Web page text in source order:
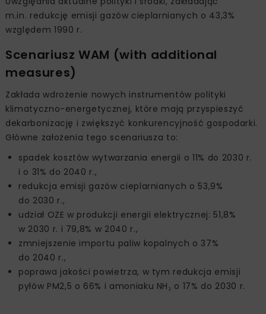
m.in. redukcję emisji gazów cieplarnianych o 43,3%
względem 1990 r.
Scenariusz WAM (with additional
measures)
Zakłada wdrożenie nowych instrumentów polityki
klimatyczno-energetycznej, które mają przyspieszyć
dekarbonizację i zwiększyć konkurencyjność gospodarki.
Główne założenia tego scenariusza to:
spadek kosztów wytwarzania energii o 11% do 2030 r.
i o 31% do 2040 r.,
redukcja emisji gazów cieplarnianych o 53,9%
do 2030 r.,
udział OZE w produkcji energii elektrycznej: 51,8%
w 2030 r. i 79,8% w 2040 r.,
zmniejszenie importu paliw kopalnych o 37%
do 2040 r.,
poprawa jakości powietrza, w tym redukcja emisji
pyłów PM2,5 o 66% i amoniaku NH₃ o 17% do 2030 r.